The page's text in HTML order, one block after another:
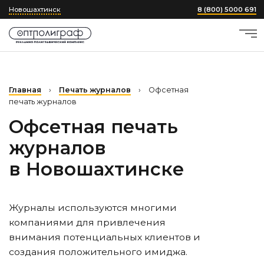
Новошахтинск 8 (800) 5000 691
Главная › Печать журналов ›
Офсетная
печать журналов
Офсетная печать
журналов
в Новошахтинске
Журналы используются многими
компаниями для привлечения
внимания потенциальных клиентов и
создания положительного имиджа.